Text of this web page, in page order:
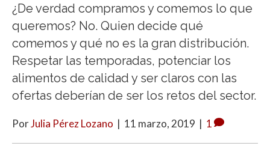
¿De verdad compramos y comemos lo que
queremos? No. Quien decide qué
comemos y qué no es la gran distribución.
Respetar las temporadas, potenciar los
alimentos de calidad y ser claros con las
ofertas deberían de ser los retos del sector.
PorJulia Pérez Lozano | 11 marzo, 2019 | 1